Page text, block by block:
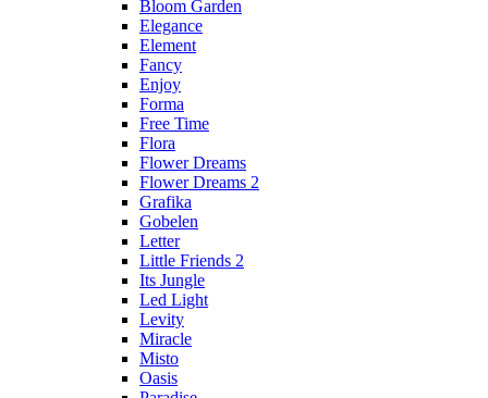
Bloom Garden
Elegance
Element
Fancy
Enjoy
Forma
Free Time
Flora
Flower Dreams
Flower Dreams 2
Grafika
Gobelen
Letter
Little Friends 2
Its Jungle
Led Light
Levity
Miracle
Misto
Oasis